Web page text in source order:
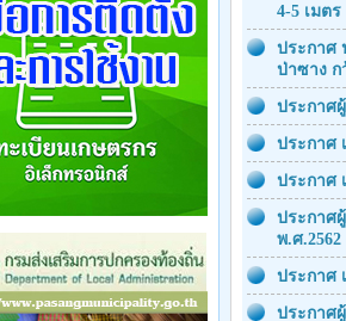
4-5 เมต
ประกาศ
ป่าซาง ก
ประกาศ
ประกาศ
ประกาศ
ประกาศ
พ.ศ
ประกาศ
ประกาศ